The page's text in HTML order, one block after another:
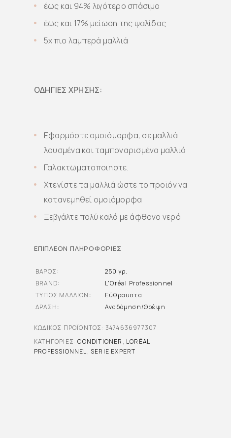
έως και 94% λιγότερο σπάσιμο
έως και 17% μείωση της ψαλίδας
5x πιο λαμπερά μαλλιά
ΟΔΗΓΙΕΣ ΧΡΗΣΗΣ:
Εφαρμόστε ομοιόμορφα, σε μαλλιά
λουσμένα και ταμποναρισμένα μαλλιά
Γαλακτωματοποιηστε.
Χτενίστε τα μαλλιά ώστε το προϊόν να
κατανεμηθεί ομοιόμορφα
Ξεβγάλτε πολύ καλά με άφθονο νερό
ΕΠΙΠΛΈΟΝ ΠΛΗΡΟΦΟΡΊΕΣ
ΒΆΡΟΣ
250 γρ.
BRAND
L'Oréal Professionnel
ΤΎΠΟΣ ΜΑΛΛΙΏΝ
Εύθραυστα
ΔΡΆΣΗ
Αναδόμηση/Θρέψη
ΚΩΔΙΚΌΣ ΠΡΟΪΌΝΤΟΣ: 3474636977307
ΚΑΤΗΓΟΡΊΕΣ:CONDITIONER , LORÉAL
PROFESSIONNEL, SERIE EXPERT